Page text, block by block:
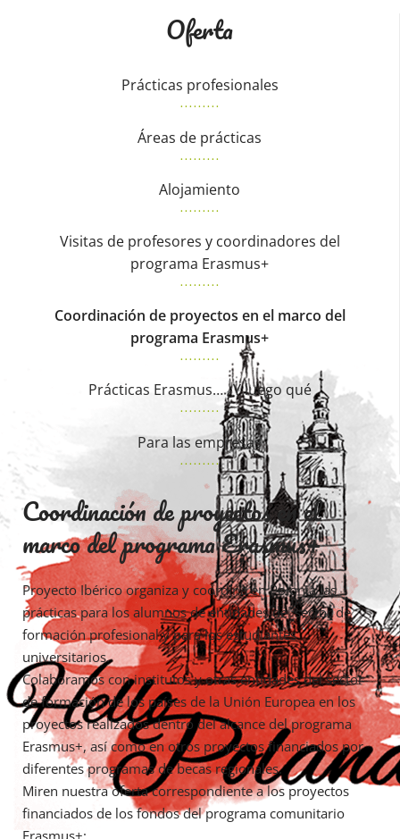
Oferta
Prácticas profesionales
Áreas de prácticas
Alojamiento
Visitas de profesores y coordinadores del
programa Erasmus+
Coordinación de proyectos en el marco del
programa Erasmus+
Prácticas Erasmus… ¿Y luego qué
Para las empresas
Coordinación de proyectos en el
marco del programa Erasmus+
Proyecto Ibérico organiza y coordina en Polonia las
prácticas para los alumnos de entidades del sector de
formación profesional y para los estudiantes
universitarios.
Colaboramos con institutos y otras entidades del sector
de formación de los países de la Unión Europea en los
proyectos realizados dentro del alcance del programa
Erasmus+, así como en otros proyectos financiados por
diferentes programas de becas regionales.
Miren nuestra oferta correspondiente a los proyectos
financiados de los fondos del programa comunitario